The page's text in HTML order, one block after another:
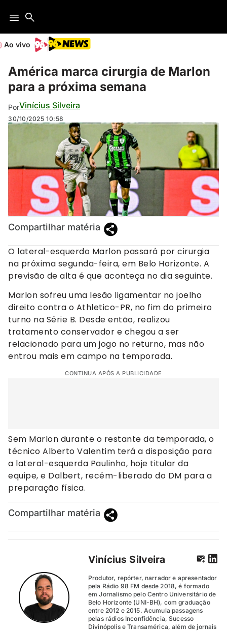
Ao vivo
América marca cirurgia de Marlon
para a próxima semana
PorVinícius Silveira
30/10/2025 10:58
Compartilhar matéria
O lateral-esquerdo Marlon passará por cirurgia
na próxima segunda-feira, em Belo Horizonte. A
previsão de alta é que aconteça no dia seguinte.
Marlon sofreu uma lesão ligamentar no joelho
direito contra o Athletico-PR, no fim do primeiro
turno na Série B. Desde então, realizou
tratamento conservador e chegou a ser
relacionado para um jogo no returno, mas não
entrou mais em campo na temporada.
CONTINUA APÓS A PUBLICIDADE
Sem Marlon durante o restante da temporada, o
técnico Alberto Valentim terá a disposição para
a lateral-esquerda Paulinho, hoje titular da
equipe, e Dalbert, recém-liberado do DM para a
preparação física.
Compartilhar matéria
Vinícius Silveira
Produtor, repórter, narrador e apresentador
pela Rádio 98 FM desde 2018, é formado
em Jornalismo pelo Centro Universitário de
Belo Horizonte (UNI-BH), com graduação
entre 2012 e 2015. Acumula passagens
pelas rádios Inconfidência, Sucesso
Divinópolis e Transamérica, além de jornais